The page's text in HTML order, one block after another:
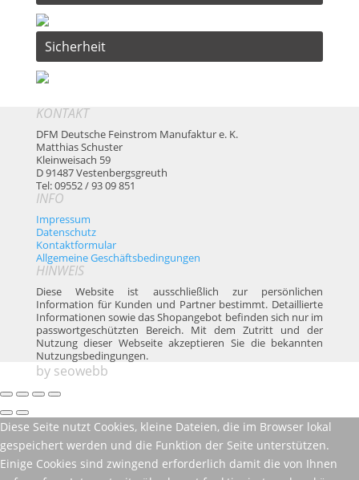
Sicherheit
KONTAKT
DFM Deutsche Feinstrom Manufaktur e. K.
Matthias Schuster
Kleinweisach 59
D 91487 Vestenbergsgreuth
Tel: 09552 / 93 09 851
INFO
Impressum
Datenschutz
Kontaktformular
Allgemeine Geschäftsbedingungen
HINWEIS
Diese Website ist ausschließlich zur persönlichen
Information für Kunden und Partner bestimmt. Detaillierte
Informationen sowie das Shopangebot befinden sich nur im
passwortgeschützten Bereich. Mit dem Zutritt und der
Nutzung dieser Webseite akzeptieren Sie die bekannten
Nutzungsbedingungen.
by seowebb
Diese Seite nutzt Cookies, kleine Dateien, die im Browser lokal
gespeichert werden und die Funktion der Seite unterstützen.
Einige Cookies sind zwingend erforderlich damit die von Ihnen